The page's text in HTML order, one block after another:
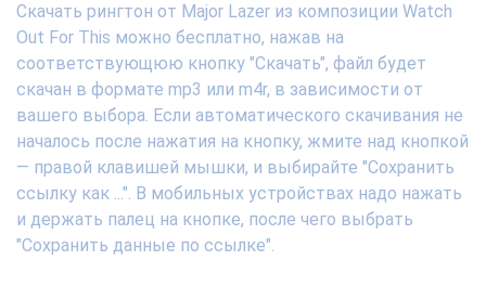
Скачать рингтон от Major Lazer из композиции Watch
Out For This можно бесплатно, нажав на
соответствующюю кнопку "Скачать", файл будет
скачан в формате mp3 или m4r, в зависимости от
вашего выбора. Если автоматического скачивания не
началось после нажатия на кнопку, жмите над кнопкой
— правой клавишей мышки, и выбирайте "Сохранить
ссылку как ...". В мобильных устройствах надо нажать
и держать палец на кнопке, после чего выбрать
"Сохранить данные по ссылке".